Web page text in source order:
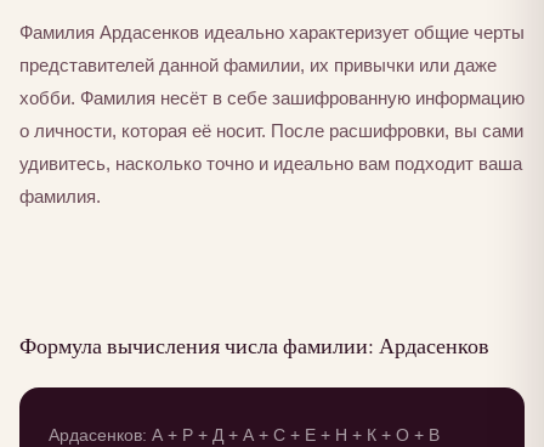
Фамилия Ардасенков идеально характеризует общие черты
представителей данной фамилии, их привычки или даже
хобби. Фамилия несёт в себе зашифрованную информацию
о личности, которая её носит. После расшифровки, вы сами
удивитесь, насколько точно и идеально вам подходит ваша
фамилия.
Формула вычисления числа фамилии: Ардасенков
Ардасенков: А + Р + Д + А + С + Е + Н + К + О + В